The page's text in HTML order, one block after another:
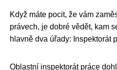
Když máte pocit, že vám
právech, je dobré vědět, kam
hlavně dva úřady: Inspektorát
Oblastní inspektorát práce